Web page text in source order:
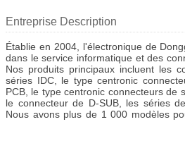
Entreprise Description
Établie en 2004, l'électronique de
dans le service informatique et des
Nos produits principaux incluent les
séries IDC, le type centronic
PCB, le type centronic connecteurs de
le connecteur de D-SUB, les séries
Nous avons plus de 1 000 modèles